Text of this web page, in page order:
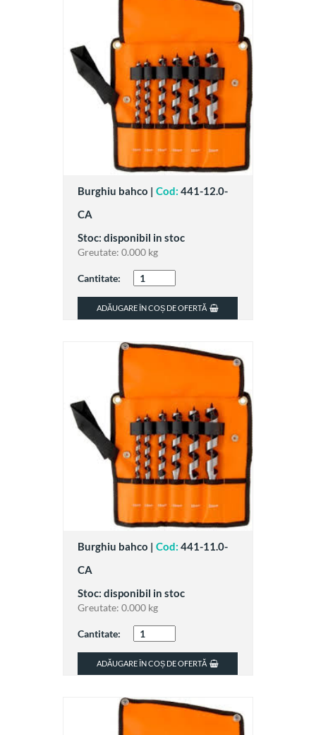
Burghiu bahco | Cod: 441-12.0-
CA
Stoc: disponibil in stoc
Greutate: 0.000 kg
Cantitate:
ADĂUGARE ÎN COȘ DE OFERTĂ
Burghiu bahco | Cod: 441-11.0-
CA
Stoc: disponibil in stoc
Greutate: 0.000 kg
Cantitate:
ADĂUGARE ÎN COȘ DE OFERTĂ